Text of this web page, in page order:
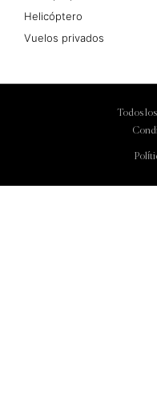
Helicóptero
Vuelos privados
Todos